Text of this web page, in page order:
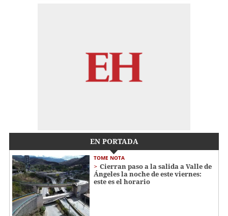
EN PORTADA
TOME NOTA
Cierran paso a la salida a Valle de
Ángeles la noche de este viernes:
este es el horario